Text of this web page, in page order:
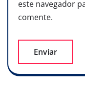
este navegador
comente.